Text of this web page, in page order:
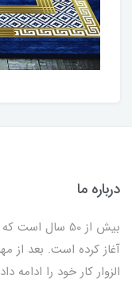
درباره ما
بیش از 50 سال
آغاز کرده است. بعد از
الزوار کار خود را